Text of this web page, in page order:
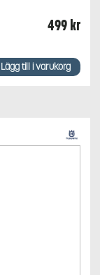
499kr
Lägg till i varukorg